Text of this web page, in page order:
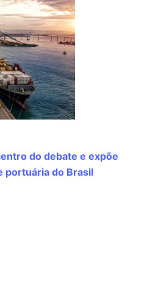
do debate e expõe
portuária do Brasil